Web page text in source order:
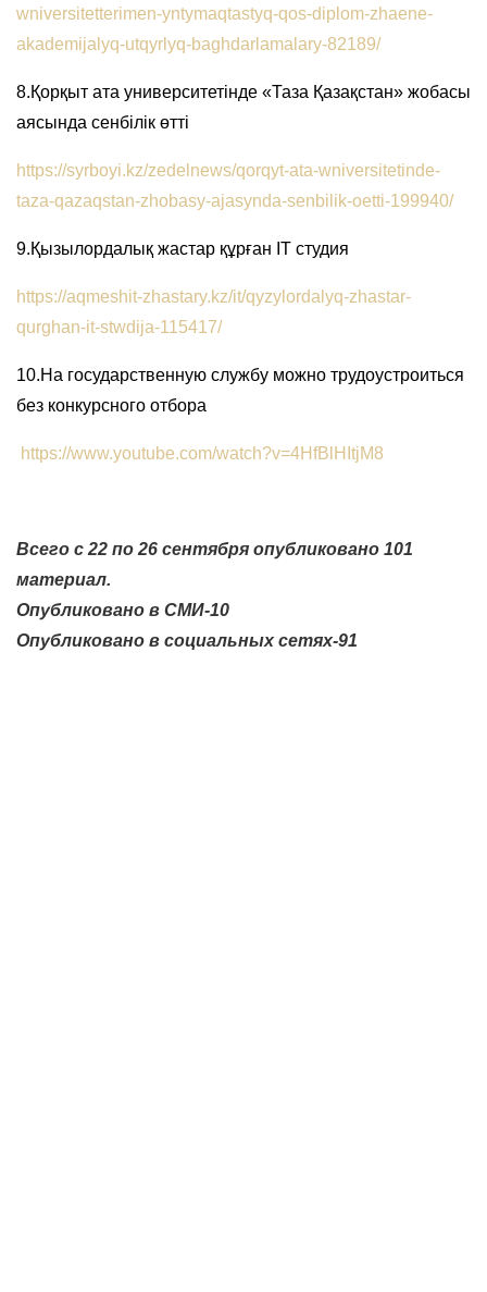
wniversitetterimen-yntymaqtastyq-qos-diplom-zhaene-
akademijalyq-utqyrlyq-baghdarlamalary-82189/
8.Қорқыт ата университетінде «Таза Қазақстан» жобасы
аясында сенбілік өтті
https://syrboyi.kz/zedelnews/qorqyt-ata-wniversitetinde-
taza-qazaqstan-zhobasy-ajasynda-senbilik-oetti-199940/
9.Қызылордалық жастар құрған IT студия
https://aqmeshit-zhastary.kz/it/qyzylordalyq-zhastar-
qurghan-it-stwdija-115417/
10.На государственную службу можно трудоустроиться
без конкурсного отбора
https://www.youtube.com/watch?v=4HfBlHItjM8
Всего с 22 по 26 сентября опубликовано 101
материал.
Опубликовано в СМИ-10
Опубликовано в социальных сетях-91